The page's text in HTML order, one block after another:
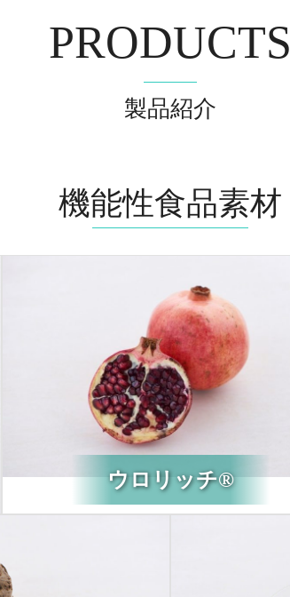
PRODUCTS
製品紹介
機能性食品素材
ウロリッチ®